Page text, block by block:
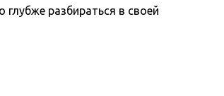
разбираться в своей